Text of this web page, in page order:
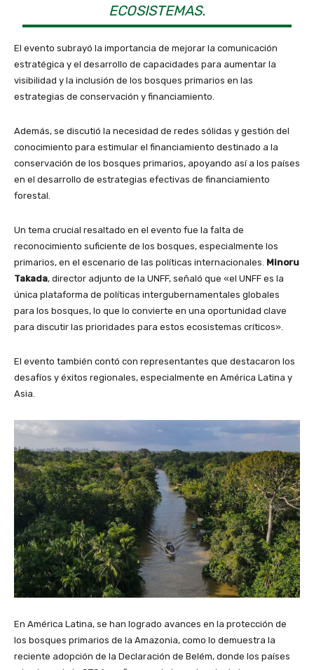
ECOSISTEMAS.
El evento subrayó la importancia de mejorar la comunicación
estratégica y el desarrollo de capacidades para aumentar la
visibilidad y la inclusión de los bosques primarios en las
estrategias de conservación y financiamiento.
Además, se discutió la necesidad de redes sólidas y gestión del
conocimiento para estimular el financiamiento destinado a la
conservación de los bosques primarios, apoyando así a los países
en el desarrollo de estrategias efectivas de financiamiento
forestal.
Un tema crucial resaltado en el evento fue la falta de
reconocimiento suficiente de los bosques, especialmente los
primarios, en el escenario de las políticas internacionales. Minoru
Takada, director adjunto de la UNFF, señaló que «el UNFF es la
única plataforma de políticas intergubernamentales globales
para los bosques, lo que lo convierte en una oportunidad clave
para discutir las prioridades para estos ecosistemas críticos».
El evento también contó con representantes que destacaron los
desafíos y éxitos regionales, especialmente en América Latina y
Asia.
En América Latina, se han logrado avances en la protección de
los bosques primarios de la Amazonia, como lo demuestra la
reciente adopción de la Declaración de Belém, donde los países